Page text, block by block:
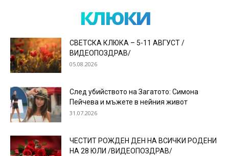
клюки
СВЕТСКА КЛЮКА – 5-11 АВГУСТ /
ВИДЕОПОЗДРАВ/
05.08.2026
След убийството на Загатото: Симона
Пейчева и мъжете в нейния живот
31.07.2026
ЧЕСТИТ РОЖДЕН ДЕН НА ВСИЧКИ РОДЕНИ
НА 28 ЮЛИ /ВИДЕОПОЗДРАВ/